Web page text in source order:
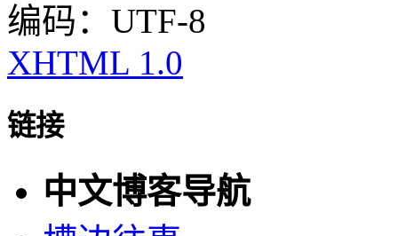
编码：UTF-8
XHTML 1.0
链接
中文博客导航